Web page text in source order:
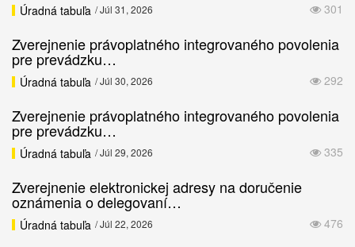
301
Úradná tabuľa / Júl 31, 2026
Zverejnenie právoplatného integrovaného povolenia
pre prevádzku…
292
Úradná tabuľa / Júl 30, 2026
Zverejnenie právoplatného integrovaného povolenia
pre prevádzku…
335
Úradná tabuľa / Júl 29, 2026
Zverejnenie elektronickej adresy na doručenie
oznámenia o delegovaní…
476
Úradná tabuľa / Júl 22, 2026